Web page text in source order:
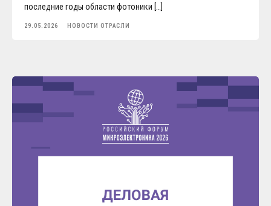
последние годы области фотоники […]
29.05.2026 НОВОСТИ ОТРАСЛИ